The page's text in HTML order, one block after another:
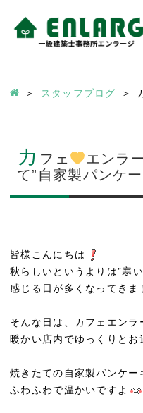
スタッフブログ
カ フェ
エンラ
て”自家製パンケ
皆様こんにちは
秋らしいというよりは”寒い
感じる日が多くなってきま
そんな日は、カフェエンラ
暖かい店内でゆっくりとお
焼きたての自家製パンケー
ふわふわで温かいですよ